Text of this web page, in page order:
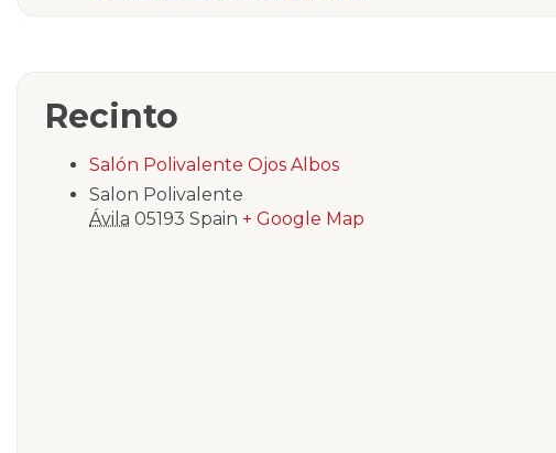
Recinto
Salón Polivalente Ojos Albos
Salon Polivalente
Ávila 05193 Spain + Google Map